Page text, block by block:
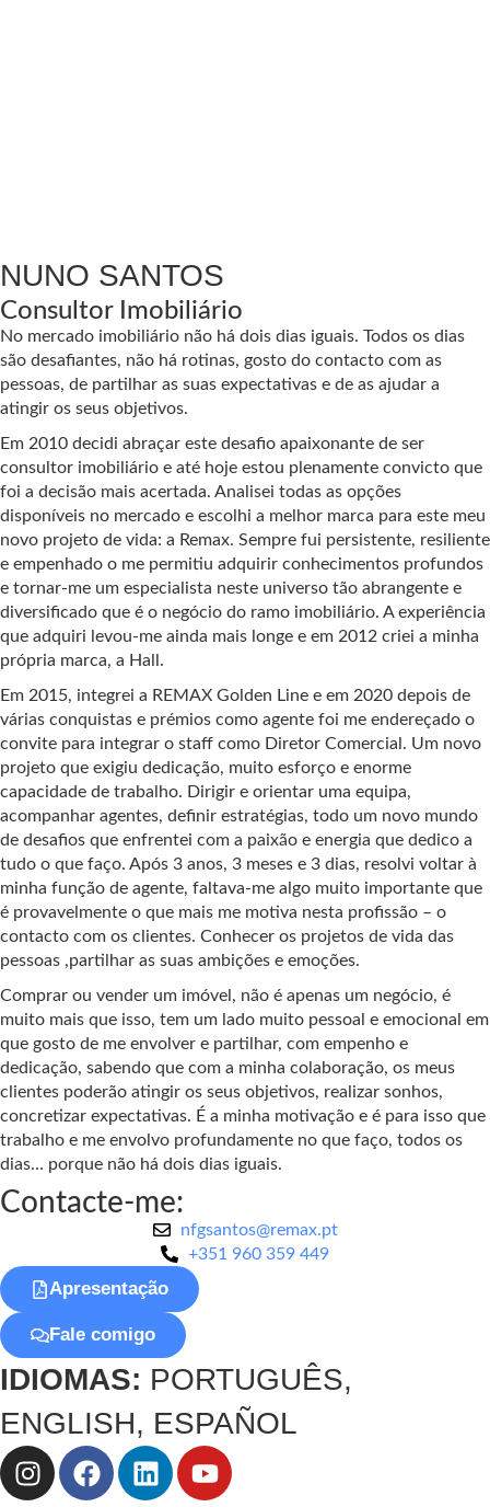
NUNO SANTOS
Consultor Imobiliário
No mercado imobiliário não há dois dias iguais. Todos os dias
são desafiantes, não há rotinas, gosto do contacto com as
pessoas, de partilhar as suas expectativas e de as ajudar a
atingir os seus objetivos.
Em 2010 decidi abraçar este desafio apaixonante de ser
consultor imobiliário e até hoje estou plenamente convicto que
foi a decisão mais acertada. Analisei todas as opções
disponíveis no mercado e escolhi a melhor marca para este meu
novo projeto de vida: a Remax. Sempre fui persistente, resiliente
e empenhado o me permitiu adquirir conhecimentos profundos
e tornar-me um especialista neste universo tão abrangente e
diversificado que é o negócio do ramo imobiliário. A experiência
que adquiri levou-me ainda mais longe e em 2012 criei a minha
própria marca, a Hall.
Em 2015, integrei a REMAX Golden Line e em 2020 depois de
várias conquistas e prémios como agente foi me endereçado o
convite para integrar o staff como Diretor Comercial. Um novo
projeto que exigiu dedicação, muito esforço e enorme
capacidade de trabalho. Dirigir e orientar uma equipa,
acompanhar agentes, definir estratégias, todo um novo mundo
de desafios que enfrentei com a paixão e energia que dedico a
tudo o que faço. Após 3 anos, 3 meses e 3 dias, resolvi voltar à
minha função de agente, faltava-me algo muito importante que
é provavelmente o que mais me motiva nesta profissão – o
contacto com os clientes. Conhecer os projetos de vida das
pessoas ,partilhar as suas ambições e emoções.
Comprar ou vender um imóvel, não é apenas um negócio, é
muito mais que isso, tem um lado muito pessoal e emocional em
que gosto de me envolver e partilhar, com empenho e
dedicação, sabendo que com a minha colaboração, os meus
clientes poderão atingir os seus objetivos, realizar sonhos,
concretizar expectativas. É a minha motivação e é para isso que
trabalho e me envolvo profundamente no que faço, todos os
dias… porque não há dois dias iguais.
Contacte-me:
nfgsantos@remax.pt
+351 960 359 449
Apresentação
Fale comigo
IDIOMAS: PORTUGUÊS,
ENGLISH, ESPAÑOL